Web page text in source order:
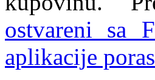
ostvareni sa
aplikacije